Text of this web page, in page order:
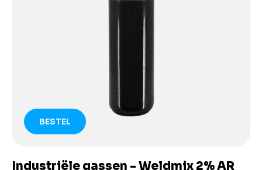
BESTEL
Industriële gassen - Weldmix 2% AR